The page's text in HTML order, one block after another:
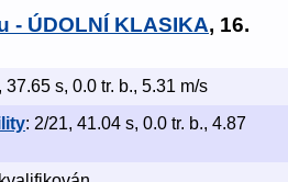
- ÚDOLNÍ KLASIKA, 16.
37.65 s, 0.0 tr. b., 5.31 m/s
: 2/21, 41.04 s, 0.0 tr. b., 4.87